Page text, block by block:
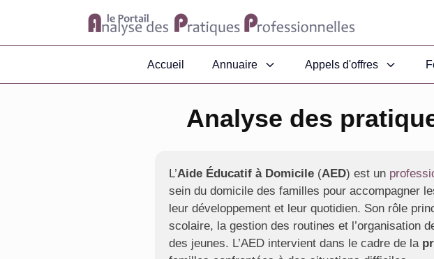
Accueil Annuaire Appels d'offres
Analyse des
L’Aide Éducatif à Domicile (AED) est un
sein du domicile des familles pour accompagner
leur développement et leur quotidien. Son rôle
scolaire, la gestion des routines et l’organisation
des jeunes. L’AED intervient dans le cadre de la